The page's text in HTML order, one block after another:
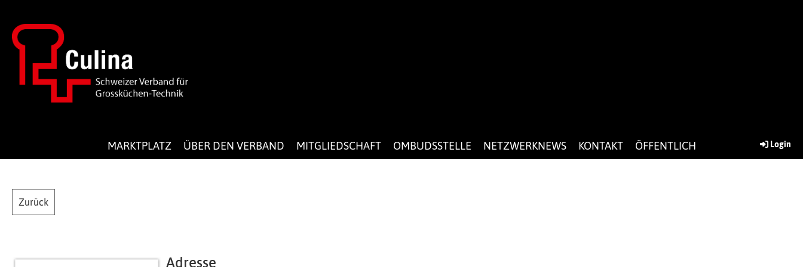
MARKTPLATZ ÜBER DEN VERBAND MITGLIEDSCHAFT OMBUDSSTELLE NETZWERKNEWS KONTAKT ÖFFENTLICH Login
Zurück
Adresse